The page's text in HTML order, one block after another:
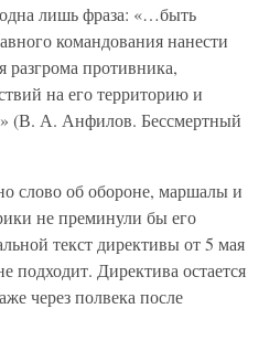
лишь фраза: «…быть
командования нанести
разгрома противника,
на его территорию и
(В. А. Анфилов. Бессмертный
слово об обороне, маршалы и
не преминули бы его
текст директивы от 5 мая
подходит. Директива остается
через полвека после